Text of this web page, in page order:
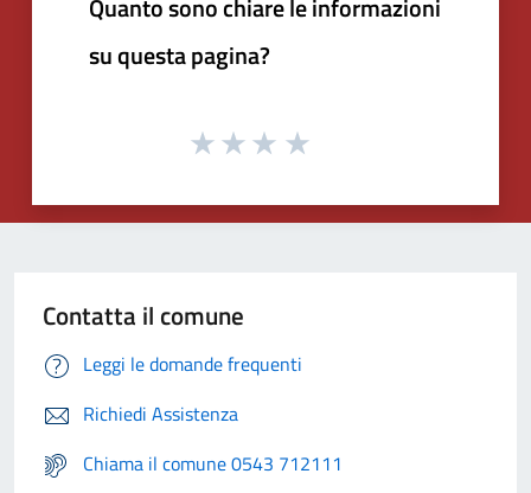
su questa pagina?
Contatta il comune
Leggi le domande frequenti
Richiedi Assistenza
Chiama il comune 0543 712111